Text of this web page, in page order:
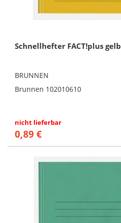
Schnellhefter FACT!plus gelb
BRUNNEN
Brunnen 102010610
nicht lieferbar
0,89 €